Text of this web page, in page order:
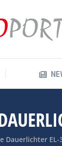
Dauerlichter